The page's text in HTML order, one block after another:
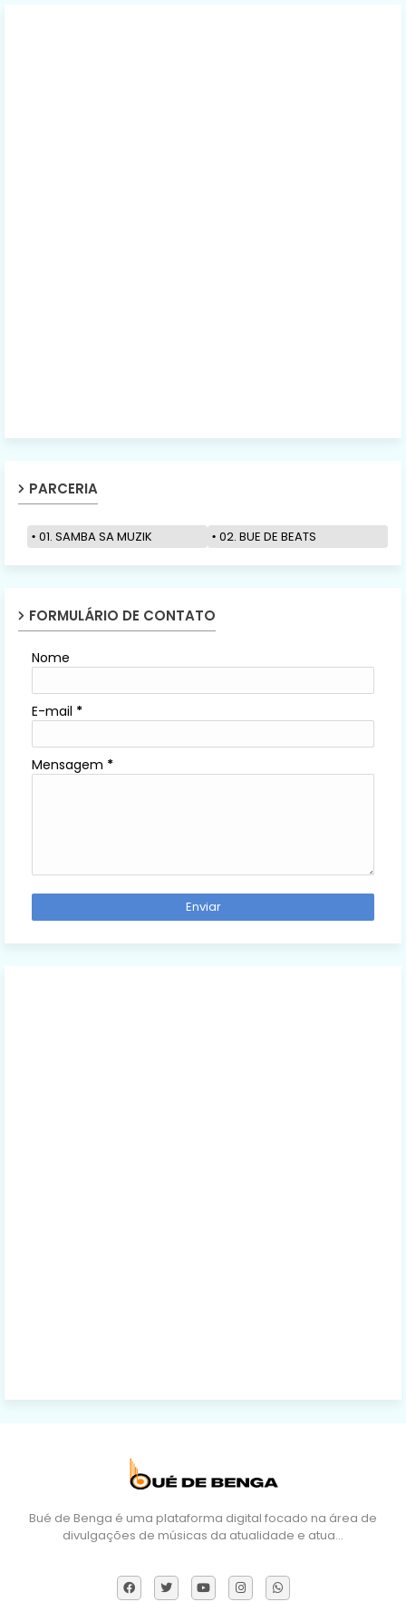
PARCERIA
01. SAMBA SA MUZIK 02. BUE DE BEATS
FORMULÁRIO DE CONTATO
Nome
E-mail *
Mensagem *
Bué de Benga é uma plataforma digital focado na área de
divulgações de músicas da atualidade e atua…